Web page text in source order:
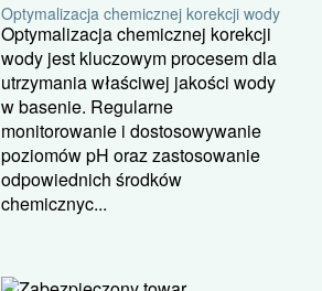
Optymalizacja chemicznej korekcji wody
Optymalizacja chemicznej korekcji
wody jest kluczowym procesem dla
utrzymania właściwej jakości wody
w basenie. Regularne
monitorowanie i dostosowywanie
poziomów pH oraz zastosowanie
odpowiednich środków
chemicznyc...